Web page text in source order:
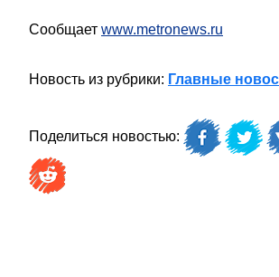
Сообщает www.metronews.ru
Новость из рубрики: Главные
Поделиться новостью: